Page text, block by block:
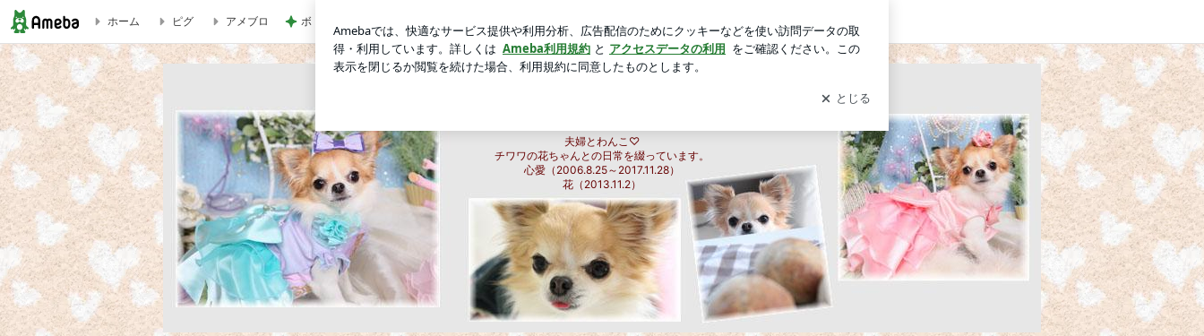
記念日♡ | ☆Smile Smile☆〜花ちゃんとの暮らし〜
ホーム ピグ アメブロ ボトル目当てで予約したお買い物 ログイン
夫婦とわんこ♡
チワワの花ちゃんとの日常を綴っています。
心愛（2006.8.25～2017.11.28）
花（2013.11.2）